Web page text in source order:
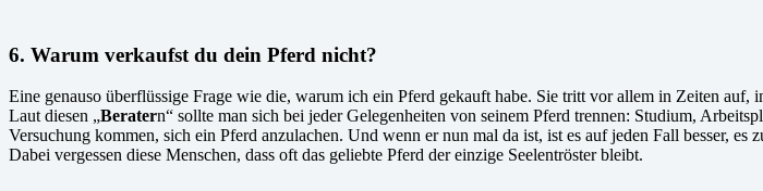
6. Warum verkaufst du dein Pferd nicht?
Eine genauso überflüssige Frage wie die, warum ich ein Pferd gekauft habe. Sie tritt vor allem in Zeiten auf,
Laut diesen „Beratern“ sollte man sich bei jeder Gelegenheiten von seinem Pferd trennen: Studium,
Versuchung kommen, sich ein Pferd anzulachen. Und wenn er nun mal da ist, ist es auf jeden Fall besser, es
Dabei vergessen diese Menschen, dass oft das geliebte Pferd der einzige Seelentröster bleibt.